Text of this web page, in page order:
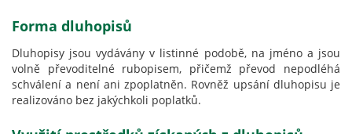
Forma dluhopisů
Dluhopisy jsou vydávány v listinné podobě, na jméno a jsou
volně převoditelné rubopisem, přičemž převod nepodléhá
schválení a není ani zpoplatněn. Rovněž upsání dluhopisu je
realizováno bez jakýchkoli poplatků.